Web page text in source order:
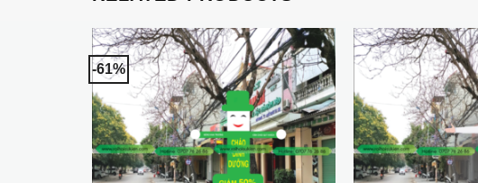
-61%